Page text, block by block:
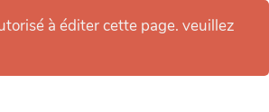
à éditer cette page. veuillez